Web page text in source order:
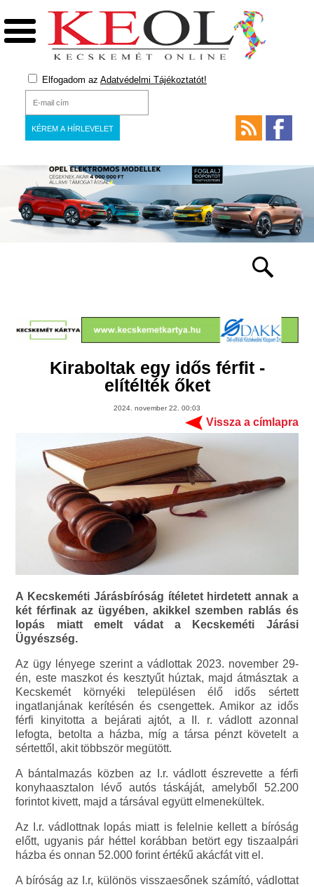
Elfogadom az Adatvédelmi Tájékoztatót!
Kiraboltak egy idős férfit -
elítélték őket
2024. november 22. 00:03
Vissza a címlapra
A Kecskeméti Járásbíróság ítéletet hirdetett annak a
két férfinak az ügyében, akikkel szemben rablás és
lopás miatt emelt vádat a Kecskeméti Járási
Ügyészség.
Az ügy lényege szerint a vádlottak 2023. november 29-
én, este maszkot és kesztyűt húztak, majd átmásztak a
Kecskemét környéki településen élő idős sértett
ingatlanjának kerítésén és csengettek. Amikor az idős
férfi kinyitotta a bejárati ajtót, a II. r. vádlott azonnal
lefogta, betolta a házba, míg a társa pénzt követelt a
sértettől, akit többször megütött.
A bántalmazás közben az I.r. vádlott észrevette a férfi
konyhaasztalon lévő autós táskáját, amelyből 52.200
forintot kivett, majd a társával együtt elmenekültek.
Az I.r. vádlottnak lopás miatt is felelnie kellett a bíróság
előtt, ugyanis pár héttel korábban betört egy tiszaalpári
házba és onnan 52.000 forint értékű akácfát vitt el.
A bíróság az I.r, különös visszaesőnek számító, vádlottat